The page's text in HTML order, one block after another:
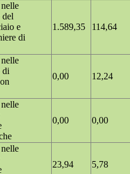
del
e
di
1.589,35 114,64
di
0,00 12,24
0,00 0,00
23,94 5,78